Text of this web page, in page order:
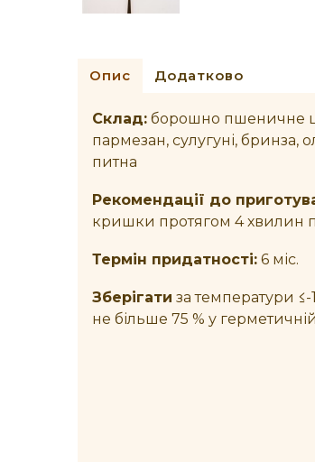
Опис Додатково
Склад: борошно пшеничне
пармезан, сулугуні, бринза,
питна
Рекомендації до
кришки протягом 4 хвилин
Термін придатності: 6 міс.
Зберігати за температури ≤-
не більше 75 % у герметичній